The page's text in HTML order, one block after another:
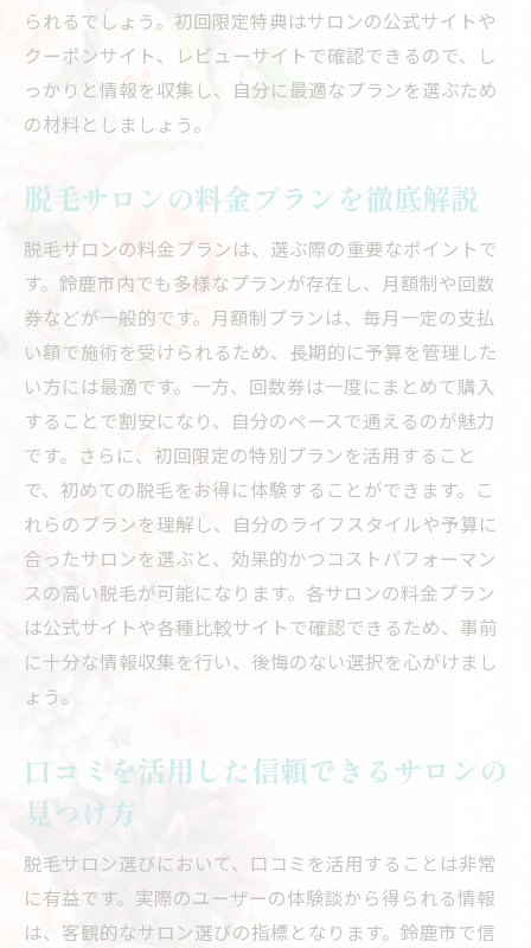
実際の体験談から学ぶ賢いサロン選び
信頼できる口コミサイトの活用法
高評価を受けている脱毛サロンとは
悪い口コミから学ぶ避けるべきポイント
口コミから見える鈴鹿市の脱毛トレンド
脱毛サロンの比較で見つける鈴鹿市でベストな
選択
複数サロンのプランを比較する方法
価格だけでなくサービス内容もチェック
鈴鹿市内のサロン比較で得られる知識
自分に合ったサロンを見つけるためのステ
ップ
サロンの立地や通いやすさも重要なポイン
ト
長期的な視点でのサロン選びのポイント
鈴鹿市の脱毛サロンで理想の美肌を手に入れる
美肌を保つための脱毛の頻度とは
肌質に合った脱毛方法の選び方
脱毛後のスキンケアの必須アイテム
プロが教える美肌を維持するコツ
鈴鹿市で美肌を目指すためのサロン活用法
られるでしょう。初回限定特典はサロンの公式サイトや
クーポンサイト、レビューサイトで確認できるので、し
っかりと情報を収集し、自分に最適なプランを選ぶため
の材料としましょう。
脱毛サロンの料金プランを徹底解説
脱毛サロンの料金プランは、選ぶ際の重要なポイントで
す。鈴鹿市内でも多様なプランが存在し、月額制や回数
券などが一般的です。月額制プランは、毎月一定の支払
い額で施術を受けられるため、長期的に予算を管理した
い方には最適です。一方、回数券は一度にまとめて購入
することで割安になり、自分のペースで通えるのが魅力
です。さらに、初回限定の特別プランを活用すること
で、初めての脱毛をお得に体験することができます。こ
れらのプランを理解し、自分のライフスタイルや予算に
合ったサロンを選ぶと、効果的かつコストパフォーマン
スの高い脱毛が可能になります。各サロンの料金プラン
は公式サイトや各種比較サイトで確認できるため、事前
に十分な情報収集を行い、後悔のない選択を心がけまし
ょう。
口コミを活用した信頼できるサロンの
見つけ方
脱毛サロン選びにおいて、口コミを活用することは非常
に有益です。実際のユーザーの体験談から得られる情報
は、客観的なサロン選びの指標となります。鈴鹿市で信